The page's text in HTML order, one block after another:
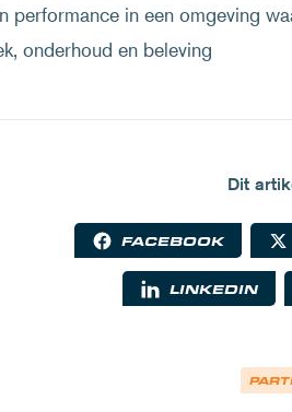
performance in een omgeving
onderhoud en beleving
Dit
FACEBOOK
LINKEDIN